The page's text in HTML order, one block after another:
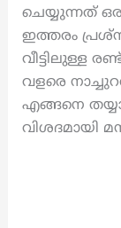
ചെയ്യുന്നത്
ഇത്തരം
വീട്ടിലുള്ള
വളരെ
എങ്ങനെ
വിശദമായി